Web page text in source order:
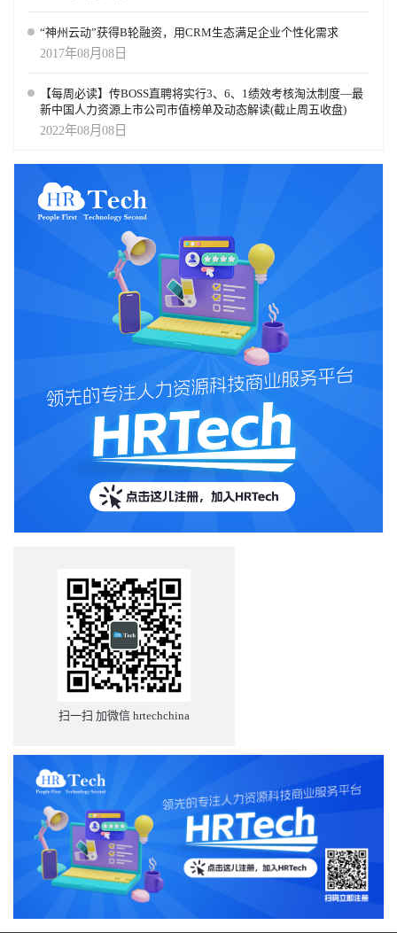
“神州云动”获得B轮融资，用CRM生态满足企业个性化需求
2017年08月08日
【每周必读】传BOSS直聘将实行3、6、1绩效考核淘汰制度—最
新中国人力资源上市公司市值榜单及动态解读(截止周五收盘)
2022年08月08日
扫一扫 加微信 hrtechchina